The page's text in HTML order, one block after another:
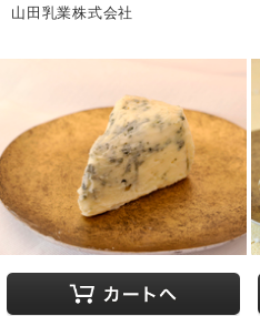
山田乳業株式会社